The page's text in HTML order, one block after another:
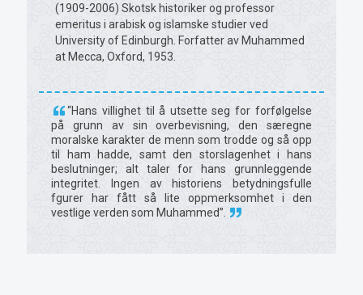
(1909-2006) Skotsk historiker og professor
emeritus i arabisk og islamske studier ved
University of Edinburgh. Forfatter av Muhammed
at Mecca, Oxford, 1953.
“Hans villighet til å utsette seg for forfølgelse
på grunn av sin overbevisning, den særegne
moralske karakter de menn som trodde og så opp
til ham hadde, samt den storslagenhet i hans
beslutninger; alt taler for hans grunnleggende
integritet. Ingen av historiens betydningsfulle
fgurer har fått så lite oppmerksomhet i den
vestlige verden som Muhammed”.